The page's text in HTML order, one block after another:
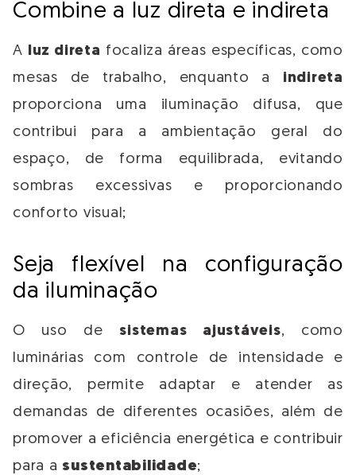
Combine a luz direta e indireta
A luz direta focaliza áreas específicas, como
mesas de trabalho, enquanto a indireta
proporciona uma iluminação difusa, que
contribui para a ambientação geral do
espaço, de forma equilibrada, evitando
sombras excessivas e proporcionando
conforto visual;
Seja flexível na configuração
da iluminação
O uso de sistemas ajustáveis, como
luminárias com controle de intensidade e
direção, permite adaptar e atender as
demandas de diferentes ocasiões, além de
promover a eficiência energética e contribuir
para a sustentabilidade;